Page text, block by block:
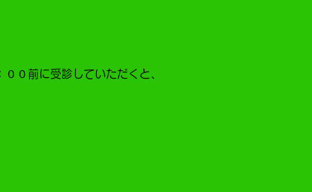
０前に受診していただくと、